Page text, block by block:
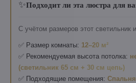
✨Подходит ли эта люстра для
С учётом размеров этот светильник
✅ Размер комнаты: 12–20 м²
✅ Рекомендуемая высота потолка:
(светильник 65 см + 30 см цепь)
✅ Подходящие помещения: